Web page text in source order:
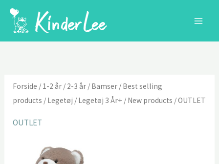
Forside / 1-2 år / 2-3 år / Bamser / Best selling
products / Legetøj / Legetøj 3 År+ / New products / OUTLET
OUTLET